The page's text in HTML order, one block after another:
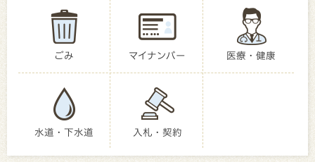
ごみ マイナンバー 医療・健康
水道・下水道 入札・契約